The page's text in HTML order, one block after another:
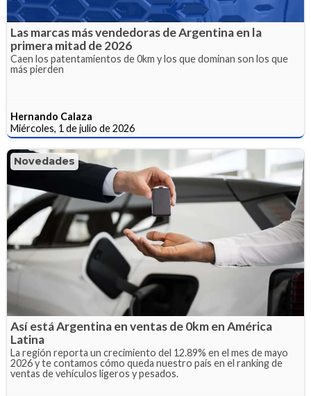
Las marcas más vendedoras de Argentina en la
primera mitad de 2026
Caen los patentamientos de 0km y los que dominan son los que
más pierden
Hernando Calaza
Miércoles, 1 de julio de 2026
Novedades
Así está Argentina en ventas de 0km en América
Latina
La región reporta un crecimiento del 12.89% en el mes de mayo
2026 y te contamos cómo queda nuestro país en el ranking de
ventas de vehículos ligeros y pesados.